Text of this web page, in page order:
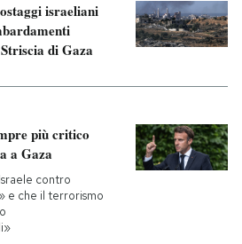
israeliani
di Gaza
più critico
a Gaza
contro
e che il terrorismo